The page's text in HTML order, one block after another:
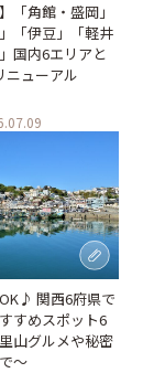
「角館・盛岡」
「伊豆」「軽井
国内6エリアと
ニューアル
関西6府県で
すめスポット6
山グルメや秘密
～